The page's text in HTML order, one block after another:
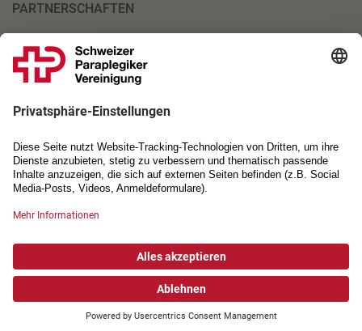
PARTNERSCHAFTEN